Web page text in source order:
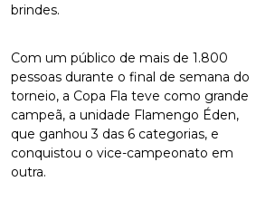
brindes.
Com um público de mais de 1.800
pessoas durante o final de semana do
torneio, a Copa Fla teve como grande
campeã, a unidade Flamengo Éden,
que ganhou 3 das 6 categorias, e
conquistou o vice-campeonato em
outra.